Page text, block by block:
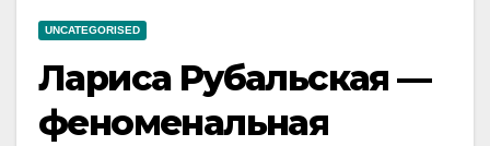
UNCATEGORISED
Лариса Рубальская —
феноменальная